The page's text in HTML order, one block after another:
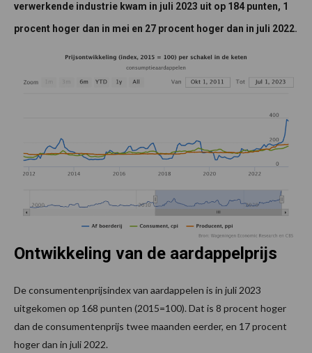
verwerkende industrie kwam in juli 2023 uit op 184 punten, 1
procent hoger dan in mei en 27 procent hoger dan in juli 2022.
Ontwikkeling van de aardappelprijs
De consumentenprijsindex van aardappelen is in juli 2023
uitgekomen op 168 punten (2015=100). Dat is 8 procent hoger
dan de consumentenprijs twee maanden eerder, en 17 procent
hoger dan in juli 2022.